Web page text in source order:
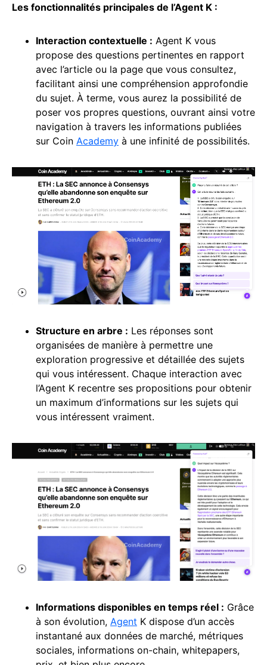
Les fonctionnalités principales de l’Agent K :
Interaction contextuelle : Agent K vous
propose des questions pertinentes en rapport
avec l’article ou la page que vous consultez,
facilitant ainsi une compréhension approfondie
du sujet. À terme, vous aurez la possibilité de
poser vos propres questions, ouvrant ainsi votre
navigation à travers les informations publiées
sur Coin Academy à une infinité de possibilités.
Structure en arbre : Les réponses sont
organisées de manière à permettre une
exploration progressive et détaillée des sujets
qui vous intéressent. Chaque interaction avec
l’Agent K recentre ses propositions pour obtenir
un maximum d’informations sur les sujets qui
vous intéressent vraiment.
Informations disponibles en temps réel : Grâce
à son évolution, Agent K dispose d’un accès
instantané aux données de marché, métriques
sociales, informations on-chain, whitepapers,